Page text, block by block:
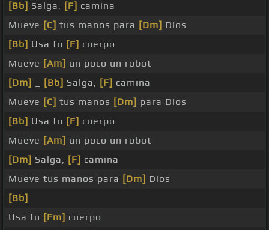
[Bb] Salga, [F] camina
Mueve [C] tus manos para [Dm] Dios
[Bb] Usa tu [F] cuerpo
Mueve [Am] un poco un robot
[Dm]
[Bb] Salga, [F] camina
Mueve [C] tus manos [Dm] para Dios
[Bb] Usa tu [F] cuerpo
Mueve [Am] un poco un robot
[Dm] Salga, [F] camina
Mueve tus manos para [Dm] Dios
[Bb]
Usa tu [Fm] cuerpo